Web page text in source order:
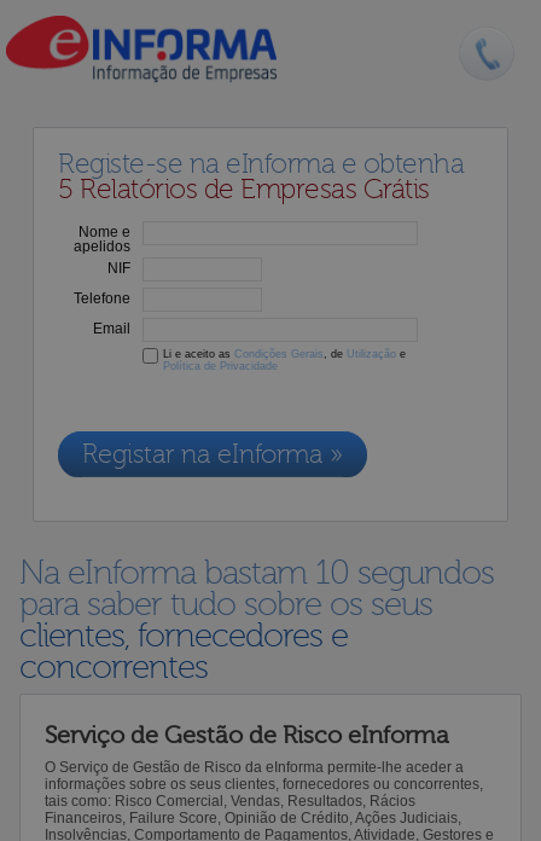
Registe-se na eInforma e obtenha
5 Relatórios de Empresas Grátis
Nome e
apelidos
NIF
Telefone
Email
Li e aceito as Condições Gerais , de Utilização e
Política de Privacidade
Registar na eInforma »
Na eInforma bastam 10 segundos
para saber tudo sobre os seus
clientes, fornecedores e
concorrentes
Serviço de Gestão de Risco eInforma
O Serviço de Gestão de Risco da eInforma permite-lhe aceder a
informações sobre os seus clientes, fornecedores ou concorrentes,
tais como: Risco Comercial, Vendas, Resultados, Rácios
Financeiros, Failure Score, Opinião de Crédito, Ações Judiciais,
Insolvências, Comportamento de Pagamentos, Atividade, Gestores e